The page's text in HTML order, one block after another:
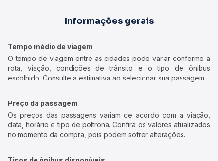
Informações gerais
Tempo médio de viagem
O tempo de viagem entre as cidades pode variar conforme a
rota, viação, condições de trânsito e o tipo de ônibus
escolhido. Consulte a estimativa ao selecionar sua passagem.
Preço da passagem
Os preços das passagens variam de acordo com a viação,
data, horário e tipo de poltrona. Confira os valores atualizados
no momento da compra, pois podem sofrer alterações.